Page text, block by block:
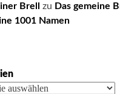
Brell zu Das gemeine
1001 Namen